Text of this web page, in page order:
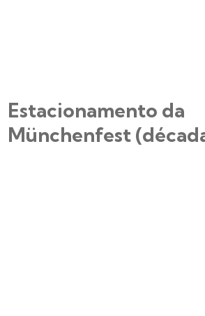
Estacionamento da
Münchenfest